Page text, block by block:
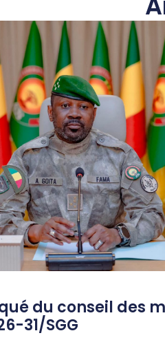
du conseil des
31/SGG